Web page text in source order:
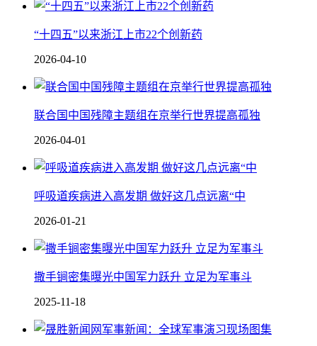
“十四五”以来浙江上市22个创新药
2026-04-10
联合国中国残障主题组在京举行世界提高孤独
2026-04-01
呼吸道疾病进入高发期 做好这几点远离“中
2026-01-21
撒手锏密集曝光中国军力跃升 立足为军事斗
2025-11-18